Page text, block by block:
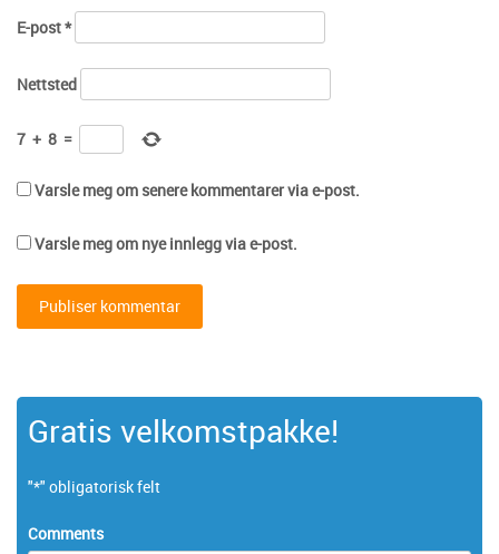
E-post*
Nettsted
7 + 8 =
Varsle meg om senere kommentarer via e-post.
Varsle meg om nye innlegg via e-post.
Gratis velkomstpakke!
"*" obligatorisk felt
Comments